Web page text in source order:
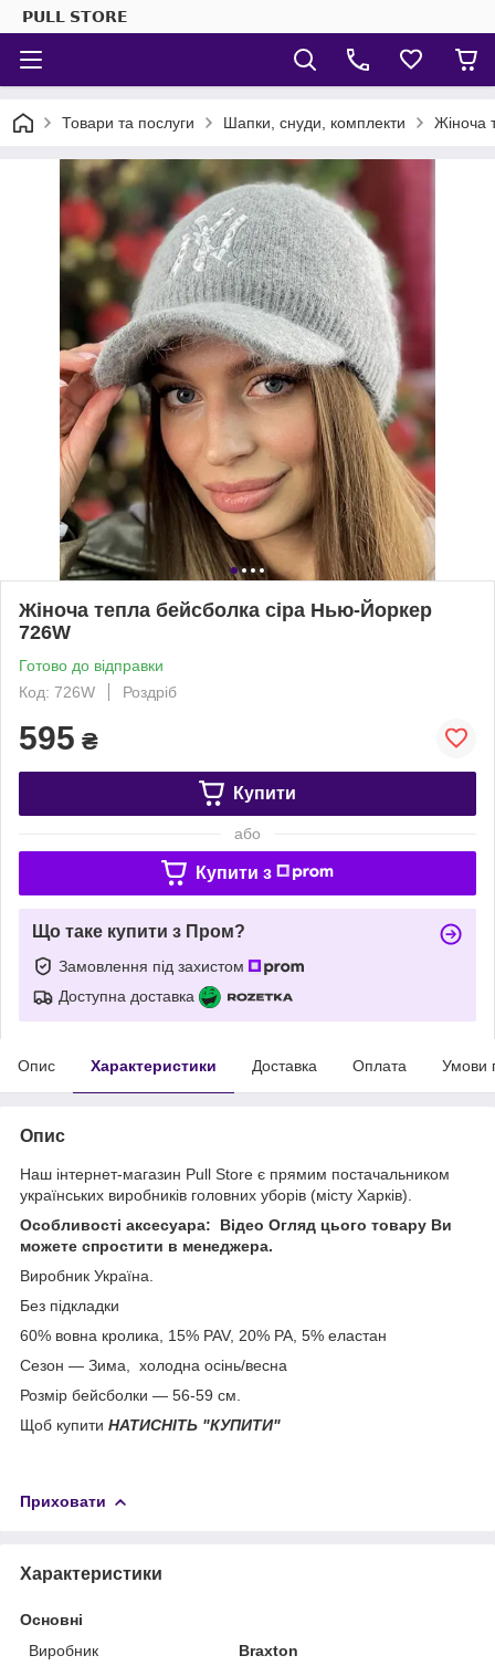
𝗣𝗨𝗟𝗟 𝗦𝗧𝗢𝗥𝗘
Товари та послуги Шапки, снуди, комплекти Жіноча
Жіноча тепла бейсболка сіра Нью-Йоркер
726W
Готово до відправки
Код: 726W
Роздріб
595 ₴
Купити
або
Купити з
Що таке купити з Пром?
Замовлення під захистом
Доступна доставка
Опис Характеристики Доставка Оплата Умови
Опис
Наш інтернет-магазин Pull Store є прямим постачальником
українських виробників головних уборів (місту Харків).
Особливості аксесуара: Відео Огляд цього товару Ви
можете спростити в менеджера.
Виробник Україна.
Без підкладки
60% вовна кролика, 15% PAV, 20% PA, 5% еластан
Сезон — Зима, холодна осінь/весна
Розмір бейсболки — 56-59 см.
Щоб купити НАТИСНІТЬ "КУПИТИ"
Приховати
Характеристики
Основні
Виробник
Braxton